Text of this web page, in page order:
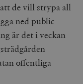
de vill strypa all
ned public
är det i veckan
offentliga